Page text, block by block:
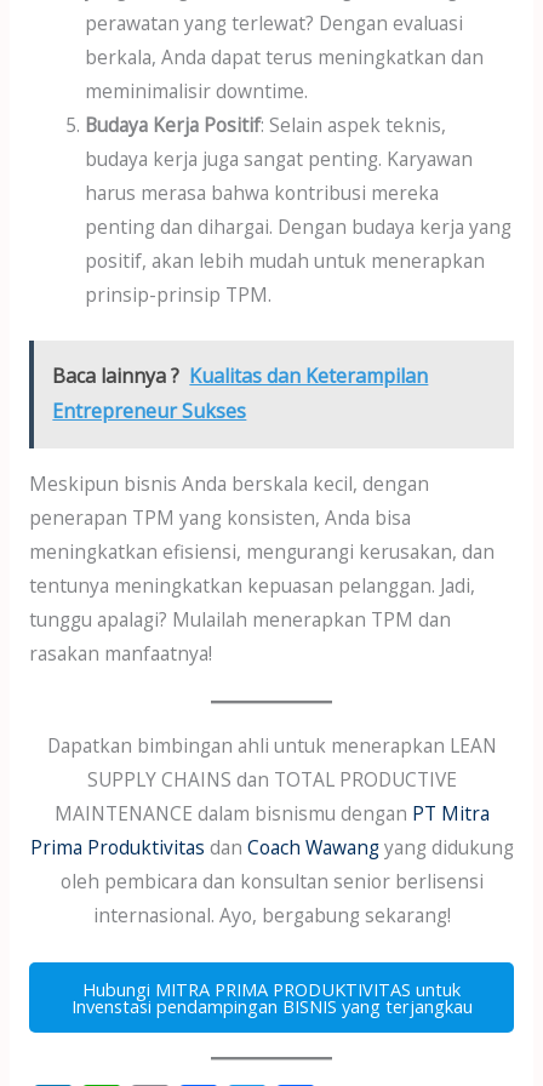
perawatan yang terlewat? Dengan evaluasi
berkala, Anda dapat terus meningkatkan dan
meminimalisir downtime.
Budaya Kerja Positif: Selain aspek teknis,
budaya kerja juga sangat penting. Karyawan
harus merasa bahwa kontribusi mereka
penting dan dihargai. Dengan budaya kerja yang
positif, akan lebih mudah untuk menerapkan
prinsip-prinsip TPM.
Baca lainnya ? Kualitas dan Keterampilan
Entrepreneur Sukses
Meskipun bisnis Anda berskala kecil, dengan
penerapan TPM yang konsisten, Anda bisa
meningkatkan efisiensi, mengurangi kerusakan, dan
tentunya meningkatkan kepuasan pelanggan. Jadi,
tunggu apalagi? Mulailah menerapkan TPM dan
rasakan manfaatnya!
Dapatkan bimbingan ahli untuk menerapkan LEAN
SUPPLY CHAINS dan TOTAL PRODUCTIVE
MAINTENANCE dalam bisnismu dengan PT Mitra
Prima Produktivitas dan Coach Wawangyang didukung
oleh pembicara dan konsultan senior berlisensi
internasional. Ayo, bergabung sekarang!
Hubungi MITRA PRIMA PRODUKTIVITAS untuk
Invenstasi pendampingan BISNIS yang terjangkau